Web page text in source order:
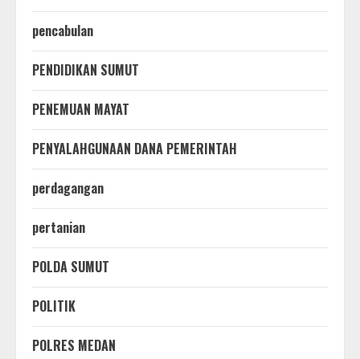
pencabulan
PENDIDIKAN SUMUT
PENEMUAN MAYAT
PENYALAHGUNAAN DANA PEMERINTAH
perdagangan
pertanian
POLDA SUMUT
POLITIK
POLRES MEDAN